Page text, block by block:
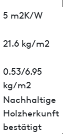
5 m2K/W
21.6 kg/m2
0.53/6.95
kg/m2
Nachhaltige
Holzherkunft
bestätigt